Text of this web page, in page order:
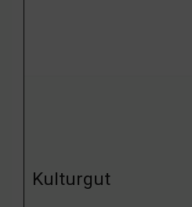
Kulturgut